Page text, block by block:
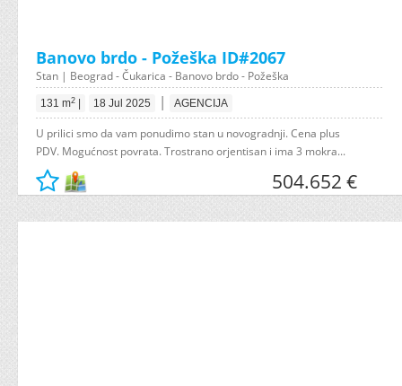
Banovo brdo - Požeška ID#2067
Stan | Beograd - Čukarica - Banovo brdo - Požeška
131 m2 18 Jul 2025 | AGENCIJA
U prilici smo da vam ponudimo stan u novogradnji. Cena plus
PDV. Mogućnost povrata. Trostrano orjentisan i ima 3 mokra...
504.652 €